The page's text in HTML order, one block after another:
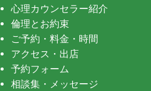
心理カウンセラー紹介
倫理とお約束
ご予約・料金・時間
アクセス・出店
予約フォーム
相談集・メッセージ